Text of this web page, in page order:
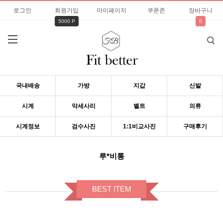
로그인 회원가입
5000 P
마이페이지 쿠폰존 장바구니
0
국내배송 가방 지갑 신발
시계 악세사리 벨트 의류
시계정보 검수사진 1:1비교사진 구매후기
루*비통
BEST ITEM